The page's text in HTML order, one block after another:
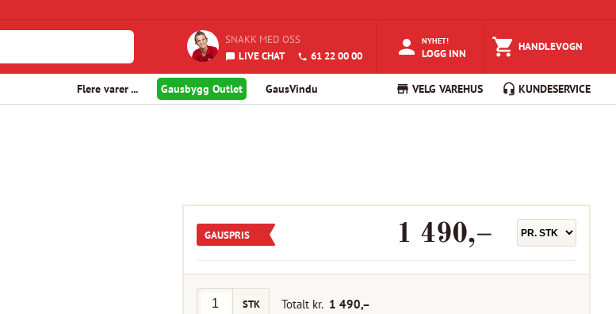
SNAKK MED OSS
LIVE CHAT
61 22 00 00
NYHET!
LOGG INN HANDLEVOGN
Flere varer ... Gausbygg Outlet GausVindu VELG VAREHUS KUNDESERVICE
GAUSPRIS 1 490,–
STK Totalt kr. 1 490,–